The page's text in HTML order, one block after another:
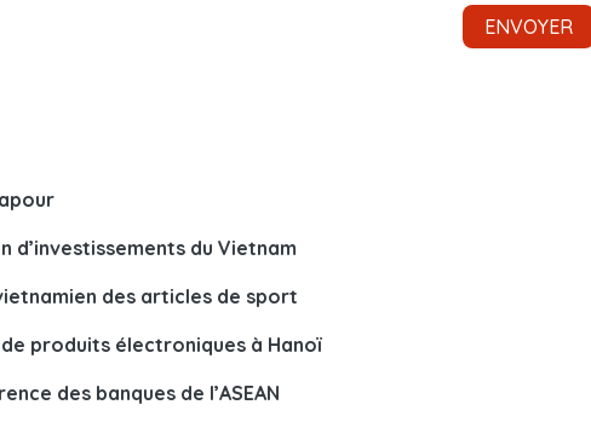
d’investissements du Vietnam
des articles de sport
produits électroniques à Hanoï
des banques de l’ASEAN